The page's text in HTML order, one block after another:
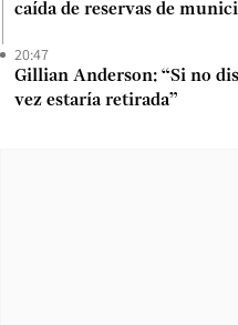
caída de reservas de
20:47
Gillian Anderson: “Si no
vez estaría retirada”